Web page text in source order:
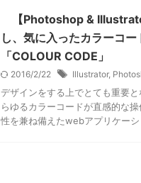
【Photoshop &
し、気に入ったカラーコ
「COLOUR CODE」
2016/2/22 Illustrator,
デザインをする上でとても重要
らゆるカラーコードが直感的な
性を兼ね備えたwebアプリケーシ